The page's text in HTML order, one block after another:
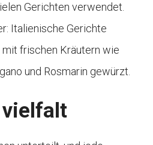
Gerichten verwendet.
Italienische Gerichte
frischen Kräutern wie
und Rosmarin gewürzt.
vielfalt